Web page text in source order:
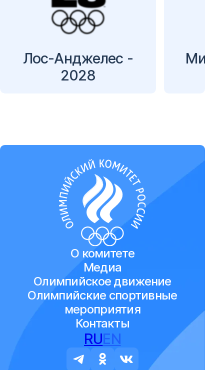
Лос-Анджелес -
2028
О комитете
Медиа
Олимпийское движение
Олимпийские спортивные
мероприятия
Контакты
RUEN